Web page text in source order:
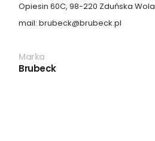
Opiesin 60C, 98-220 Zduńska Wola
mail: brubeck@brubeck.pl
Marka
Brubeck